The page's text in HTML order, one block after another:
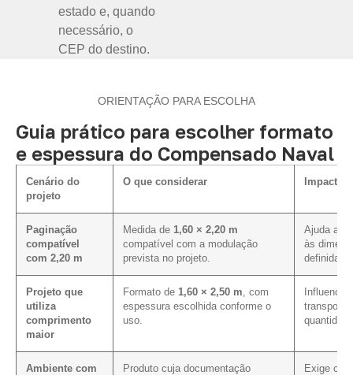
estado e, quando
necessário, o
CEP do destino.
ORIENTAÇÃO PARA ESCOLHA
Guia prático para escolher formato
e espessura do Compensado Naval
Cenário do
projeto
O que considerar Impacto
Paginação
compatível
com 2,20 m
Medida de 1,60 × 2,20 m
compatível com a modulação
prevista no projeto.
Ajuda a
às
definidas.
Projeto que
utiliza
comprimento
maior
Formato de 1,60 × 2,50 m , com
espessura escolhida conforme o
uso.
Ambiente com
Produto cuja documentação
Exige